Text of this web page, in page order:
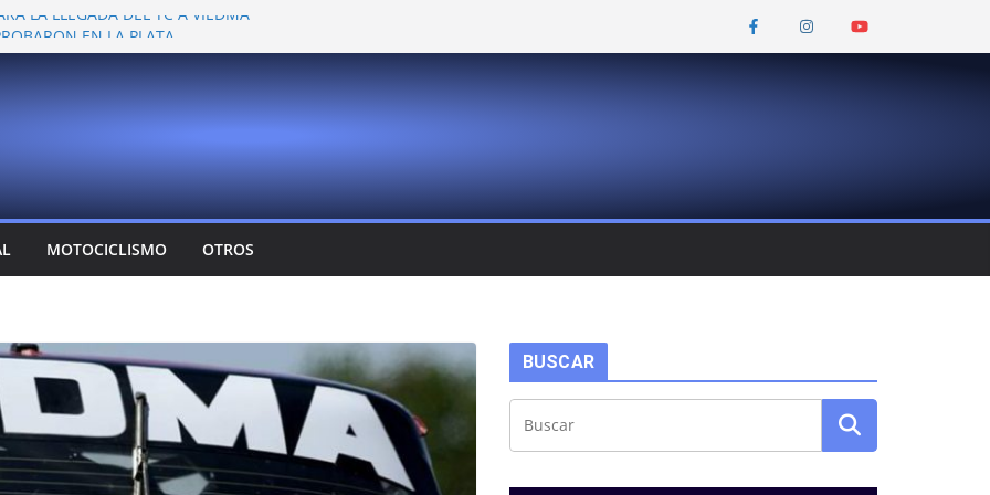
LA LLEGADA DEL TC A VIEDMA
EN LA PLATA
VER A TANTOS PILOTOS
DEJÓ CAMBIOS EN LOS CAMPEONATOS
CONFIRMA SU REGRESO AL TOP RACE
MOTOCICLISMO OTROS
BUSCAR